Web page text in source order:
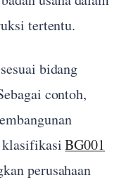
tertentu.
bidang
contoh,
klasifikasiBG001
perusahaan